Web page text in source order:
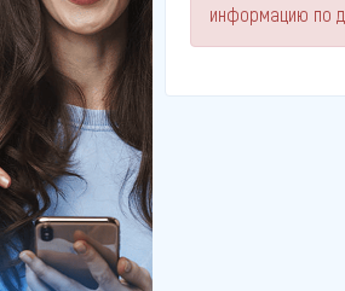
информацию по